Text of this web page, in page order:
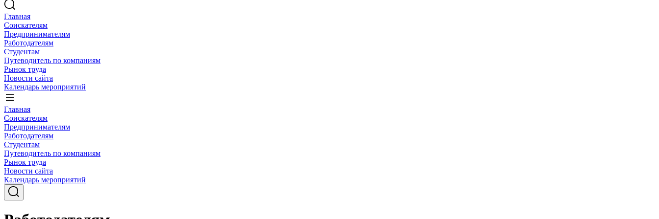
Главная
Соискателям
Предпринимателям
Работодателям
Студентам
Путеводитель по компаниям
Рынок труда
Новости сайта
Календарь мероприятий
Главная
Соискателям
Предпринимателям
Работодателям
Студентам
Путеводитель по компаниям
Рынок труда
Новости сайта
Календарь мероприятий